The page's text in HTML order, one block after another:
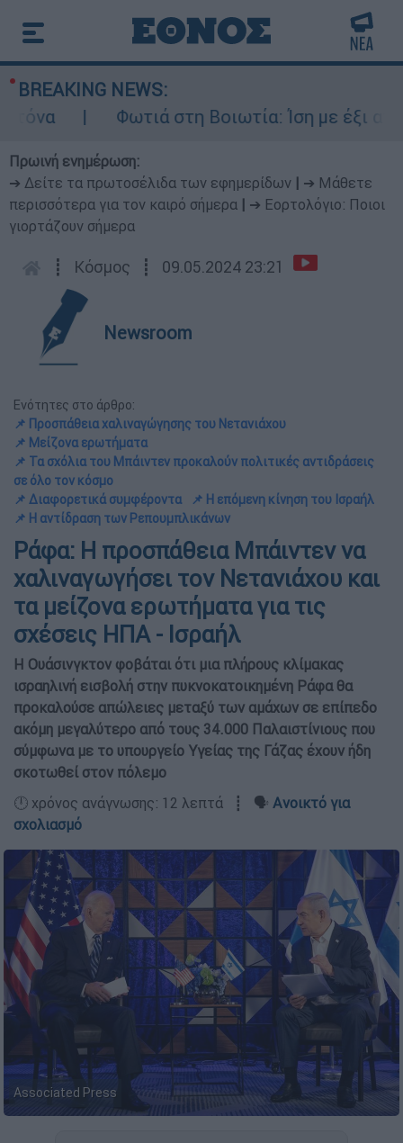
BREAKING NEWS:
στη Βοιωτία: Ίση με έξι ατομικές
Πρωινή ενημέρωση:
➔ Δείτε τα πρωτοσέλιδα των εφημερίδων
➔ Μάθετε
περισσότερα για τον καιρό σήμερα
➔ Εορτολόγιο: Ποιοι
γιορτάζουν σήμερα
┋ Κόσμος ┋ 09.05.2024 23:21
Newsroom
Ενότητες στο άρθρο:
📌 Προσπάθεια χαλιναγώγησης του Νετανιάχου
📌 Μείζονα ερωτήματα
📌 Τα σχόλια του Μπάιντεν προκαλούν πολιτικές αντιδράσεις
σε όλο τον κόσμο
📌 Διαφορετικά συμφέροντα
📌 Η επόμενη κίνηση του Ισραήλ
📌 Η αντίδραση των Ρεπουμπλικάνων
Ράφα: Η προσπάθεια Μπάιντεν να
χαλιναγωγήσει τον Νετανιάχου και
τα μείζονα ερωτήματα για τις
σχέσεις ΗΠΑ - Ισραήλ
Η Ουάσινγκτον φοβάται ότι μια πλήρους κλίμακας
ισραηλινή εισβολή στην πυκνοκατοικημένη Ράφα θα
προκαλούσε απώλειες μεταξύ των αμάχων σε επίπεδο
ακόμη μεγαλύτερο από τους 34.000 Παλαιστίνιους που
σύμφωνα με το υπουργείο Υγείας της Γάζας έχουν ήδη
σκοτωθεί στον πόλεμο
🕛 χρόνος ανάγνωσης: 12 λεπτά ┋ 🗣️ Ανοικτό για
σχολιασμό
Associated Press